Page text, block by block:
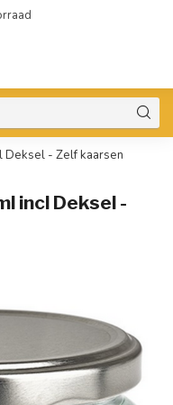
Deksel - Zelf kaarsen
incl Deksel -